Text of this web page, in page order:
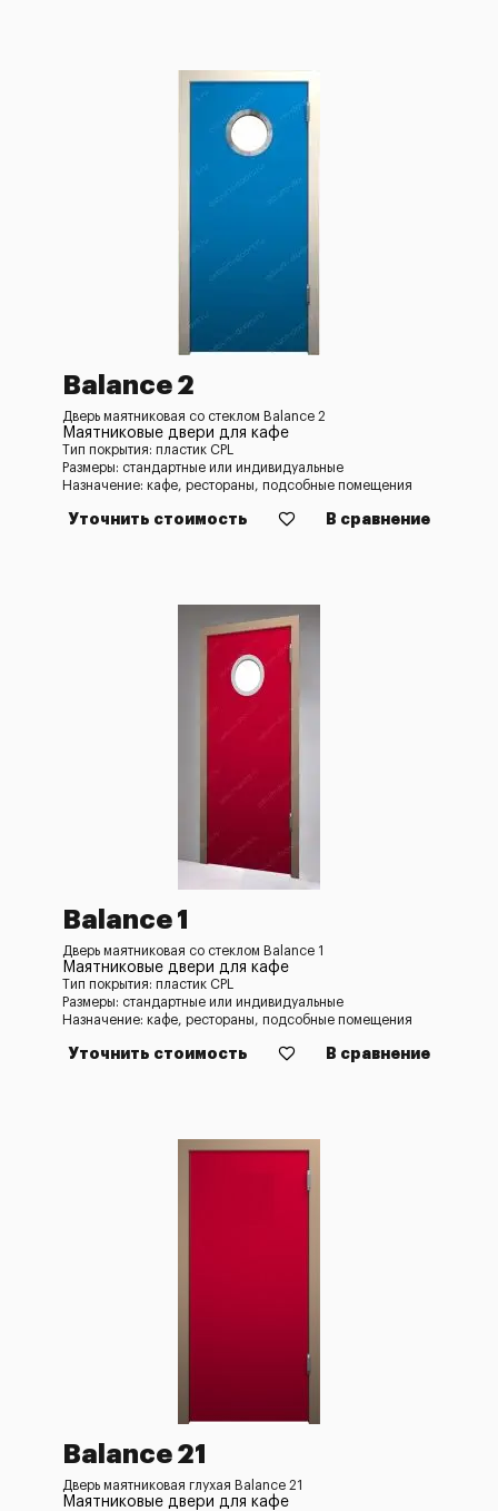
Balance 2
Дверь маятниковая со стеклом Balance 2
Маятниковые двери для кафе
Тип покрытия: пластик CPL
Размеры: стандартные или индивидуальные
Назначение: кафе, рестораны, подсобные помещения
Уточнить стоимость В сравнение
Balance 1
Дверь маятниковая со стеклом Balance 1
Маятниковые двери для кафе
Тип покрытия: пластик CPL
Размеры: стандартные или индивидуальные
Назначение: кафе, рестораны, подсобные помещения
Уточнить стоимость В сравнение
Balance 21
Дверь маятниковая глухая Balance 21
Маятниковые двери для кафе